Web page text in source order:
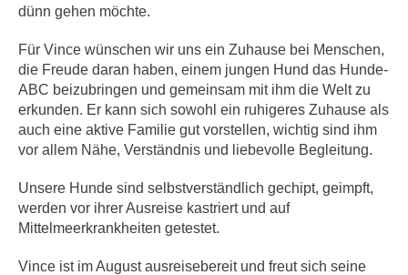
dünn gehen möchte.
Für Vince wünschen wir uns ein Zuhause bei Menschen,
die Freude daran haben, einem jungen Hund das Hunde-
ABC beizubringen und gemeinsam mit ihm die Welt zu
erkunden. Er kann sich sowohl ein ruhigeres Zuhause als
auch eine aktive Familie gut vorstellen, wichtig sind ihm
vor allem Nähe, Verständnis und liebevolle Begleitung.
Unsere Hunde sind selbstverständlich gechipt, geimpft,
werden vor ihrer Ausreise kastriert und auf
Mittelmeerkrankheiten getestet.
Vince ist im August ausreisebereit und freut sich seine